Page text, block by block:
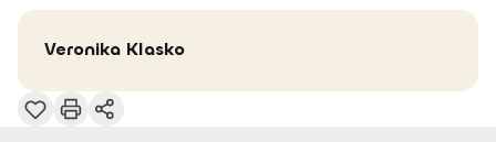
Veronika Klasko